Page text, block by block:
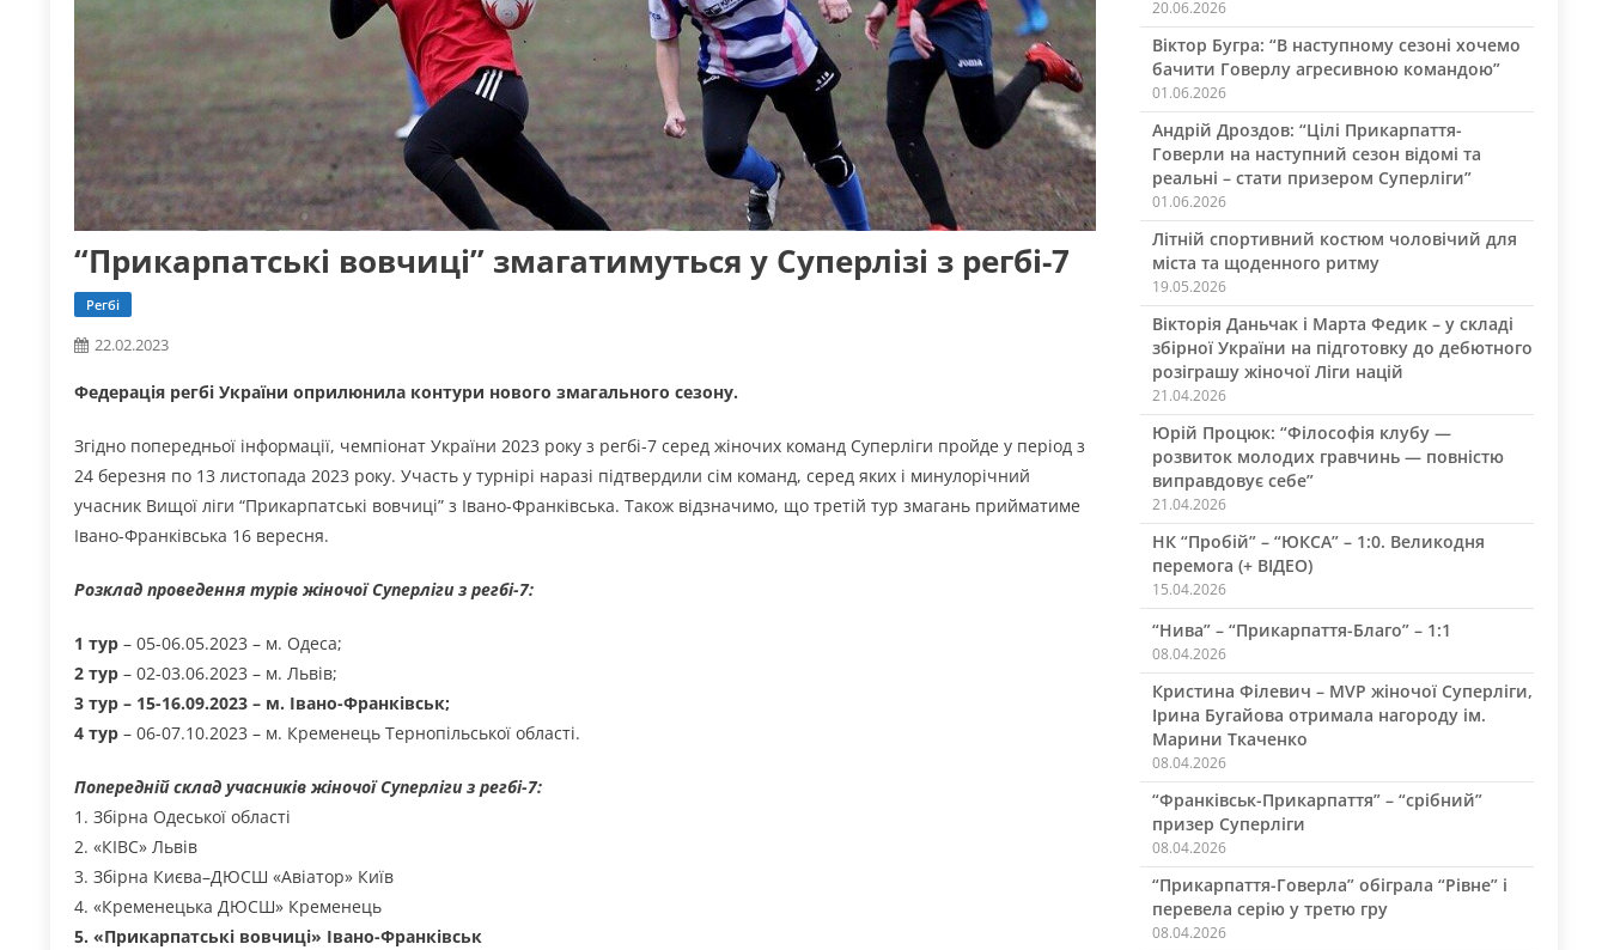
“Прикарпатські вовчиці” змагатимуться у Суперлізі з регбі-7
Регбі
22.02.2023
Федерація регбі України оприлюнила контури нового змагального сезону.
Згідно попередньої інформації, чемпіонат України 2023 року з регбі-7 серед жіночих команд Суперліги пройде у період з
24 березня по 13 листопада 2023 року. Участь у турнірі наразі підтвердили сім команд, серед яких і минулорічний
учасник Вищої ліги “Прикарпатські вовчиці” з Івано-Франківська. Також відзначимо, що третій тур змагань прийматиме
Івано-Франківська 16 вересня.
Розклад проведення турів жіночої Суперліги з регбі-7:
1 тур – 05-06.05.2023 – м. Одеса;
2 тур – 02-03.06.2023 – м. Львів;
3 тур – 15-16.09.2023 – м. Івано-Франківськ;
4 тур – 06-07.10.2023 – м. Кременець Тернопільської області.
Попередній склад учасників жіночої Суперліги з регбі-7:
1. Збірна Одеської області
2. «КІВС» Львів
3. Збірна Києва–ДЮСШ «Авіатор» Київ
4. «Кременецька ДЮСШ» Кременець
5. «Прикарпатські вовчиці» Івано-Франківськ
20.06.2026
Віктор Бугра: “В наступному сезоні хочемо
бачити Говерлу агресивною командою”
01.06.2026
Андрій Дроздов: “Цілі Прикарпаття-
Говерли на наступний сезон відомі та
реальні – стати призером Суперліги”
01.06.2026
Літній спортивний костюм чоловічий для
міста та щоденного ритму
19.05.2026
Вікторія Даньчак і Марта Федик – у складі
збірної України на підготовку до дебютного
розіграшу жіночої Ліги націй
21.04.2026
Юрій Процюк: “Філософія клубу —
розвиток молодих гравчинь — повністю
виправдовує себе”
21.04.2026
НК “Пробій” – “ЮКСА” – 1:0. Великодня
перемога (+ ВІДЕО)
15.04.2026
“Нива” – “Прикарпаття-Благо” – 1:1
08.04.2026
Кристина Філевич – MVP жіночої Суперліги,
Ірина Бугайова отримала нагороду ім.
Марини Ткаченко
08.04.2026
“Франківськ-Прикарпаття” – “срібний”
призер Суперліги
08.04.2026
“Прикарпаття-Говерла” обіграла “Рівне” і
перевела серію у третю гру
08.04.2026